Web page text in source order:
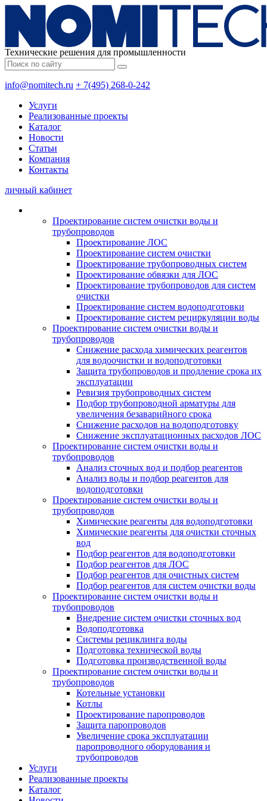
Технические решения для промышленности
info@nomitech.ru + 7(495) 268-0-242
Услуги
Реализованные проекты
Каталог
Новости
Статьи
Компания
Контакты
личный кабинет
Проектирование систем очистки воды и
трубопроводов
Проектирование ЛОС
Проектирование систем очистки
Проектирование трубопроводных систем
Проектирование обвязки для ЛОС
Проектирование трубопроводов для систем
очистки
Проектирование систем водоподготовки
Проектирование систем рециркуляции воды
Проектирование систем очистки воды и
трубопроводов
Снижение расхода химических реагентов
для водоочистки и водоподготовки
Защита трубопроводов и продление срока их
эксплуатации
Ревизия трубопроводных систем
Подбор трубопроводной арматуры для
увеличения безаварийного срока
Снижение расходов на водоподготовку
Снижение эксплуатационных расходов ЛОС
Проектирование систем очистки воды и
трубопроводов
Анализ сточных вод и подбор реагентов
Анализ воды и подбор реагентов для
водоподготовки
Проектирование систем очистки воды и
трубопроводов
Химические реагенты для водоподготовки
Химические реагенты для очистки сточных
вод
Подбор реагентов для водоподготовки
Подбор реагентов для ЛОС
Подбор реагентов для очистных систем
Подбор реагентов для систем очистки воды
Проектирование систем очистки воды и
трубопроводов
Внедрение систем очистки сточных вод
Водоподготовка
Системы рециклинга воды
Подготовка технической воды
Подготовка производственной воды
Проектирование систем очистки воды и
трубопроводов
Котельные установки
Котлы
Проектирование паропроводов
Защита паропроводов
Увеличение срока эксплуатации
паропроводного оборудования и
трубопроводов
Услуги
Реализованные проекты
Каталог